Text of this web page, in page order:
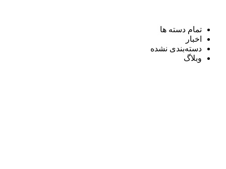
تمام دسته ها
اخبار
دسته‌بندی نشده
وبلاگ